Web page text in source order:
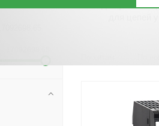
Однофазный